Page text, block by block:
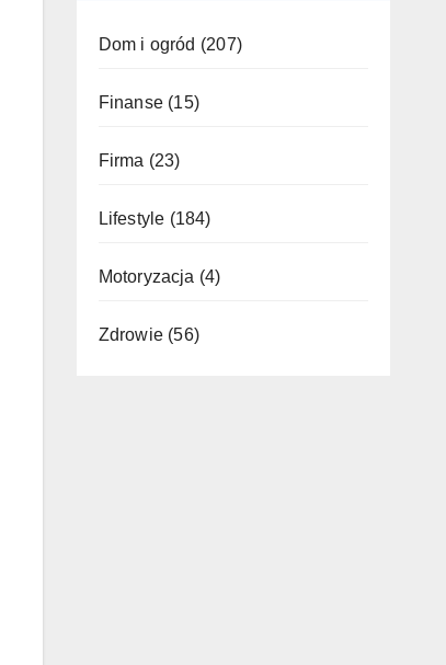
Dom i ogród (207)
Finanse(15)
Firma (23)
Lifestyle (184)
Motoryzacja (4)
Zdrowie(56)